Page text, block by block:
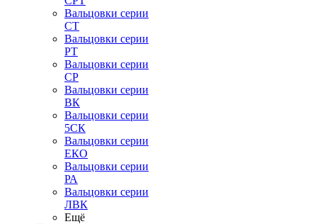
Вальцовки серии
СТ
Вальцовки серии
РТ
Вальцовки серии
СР
Вальцовки серии
ВК
Вальцовки серии
5СК
Вальцовки серии
ЕКО
Вальцовки серии
РА
Вальцовки серии
ЛВК
Ещё